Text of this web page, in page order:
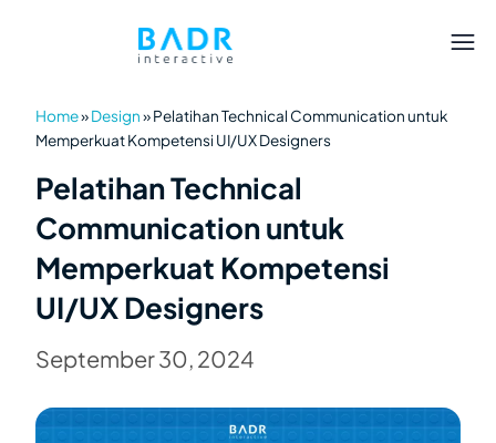
Home»Design»Pelatihan Technical Communication untuk
Memperkuat Kompetensi UI/UX Designers
Pelatihan Technical
Communication untuk
Memperkuat Kompetensi
UI/UX Designers
September 30, 2024